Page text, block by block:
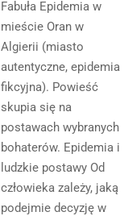
Fabuła Epidemia w
mieście Oran w
Algierii (miasto
autentyczne, epidemia
fikcyjna). Powieść
skupia się na
postawach wybranych
bohaterów. Epidemia i
ludzkie postawy Od
człowieka zależy, jaką
podejmie decyzję w